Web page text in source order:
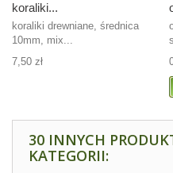
koraliki...
koraliki drewniane, średnica
10mm, mix...
7,50 zł
30 INNYCH
KATEGORII: